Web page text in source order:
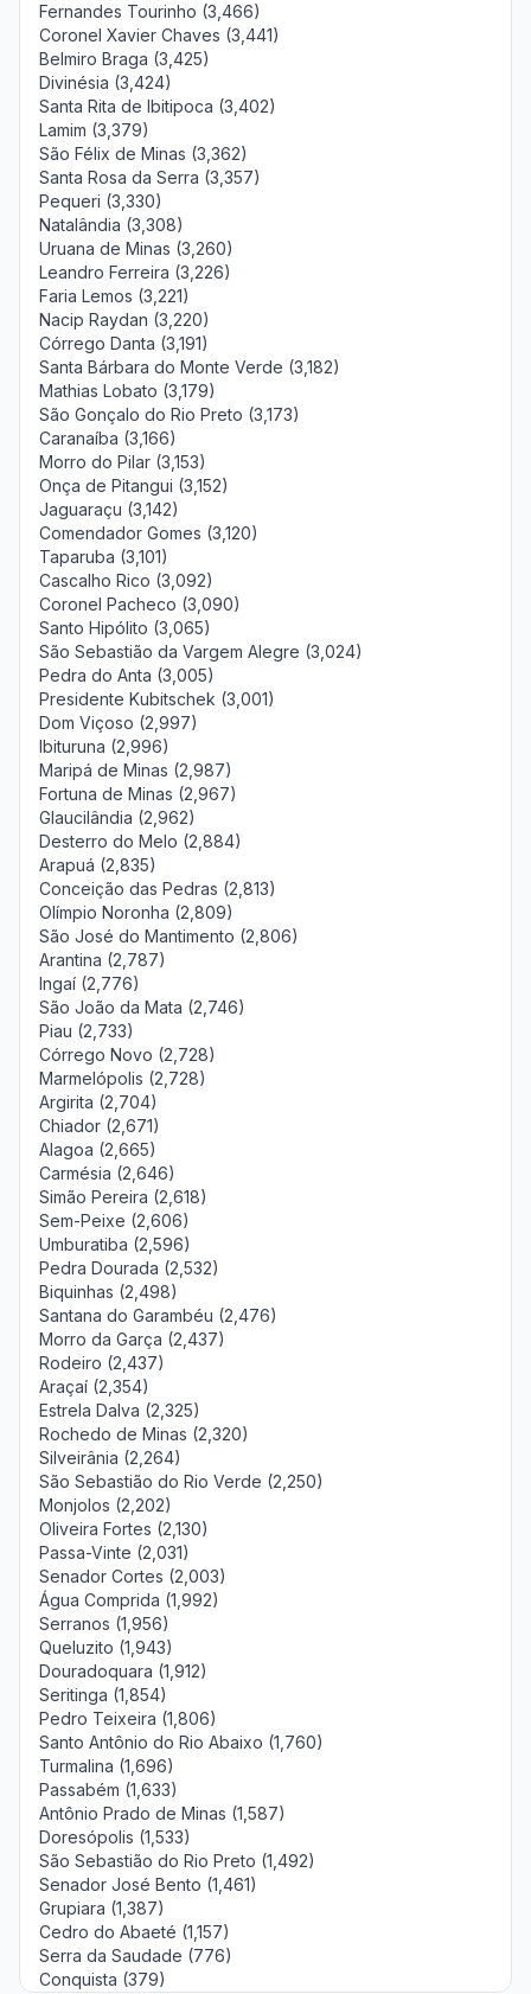
Fernandes Tourinho (3,466)
Coronel Xavier Chaves (3,441)
Belmiro Braga (3,425)
Divinésia (3,424)
Santa Rita de Ibitipoca (3,402)
Lamim (3,379)
São Félix de Minas (3,362)
Santa Rosa da Serra (3,357)
Pequeri (3,330)
Natalândia (3,308)
Uruana de Minas (3,260)
Leandro Ferreira (3,226)
Faria Lemos (3,221)
Nacip Raydan (3,220)
Córrego Danta (3,191)
Santa Bárbara do Monte Verde (3,182)
Mathias Lobato (3,179)
São Gonçalo do Rio Preto (3,173)
Caranaíba (3,166)
Morro do Pilar (3,153)
Onça de Pitangui (3,152)
Jaguaraçu (3,142)
Comendador Gomes (3,120)
Taparuba (3,101)
Cascalho Rico (3,092)
Coronel Pacheco (3,090)
Santo Hipólito (3,065)
São Sebastião da Vargem Alegre (3,024)
Pedra do Anta (3,005)
Presidente Kubitschek (3,001)
Dom Viçoso (2,997)
Ibituruna (2,996)
Maripá de Minas (2,987)
Fortuna de Minas (2,967)
Glaucilândia (2,962)
Desterro do Melo (2,884)
Arapuá (2,835)
Conceição das Pedras (2,813)
Olímpio Noronha (2,809)
São José do Mantimento (2,806)
Arantina (2,787)
Ingaí (2,776)
São João da Mata (2,746)
Piau (2,733)
Córrego Novo (2,728)
Marmelópolis (2,728)
Argirita (2,704)
Chiador (2,671)
Alagoa (2,665)
Carmésia (2,646)
Simão Pereira (2,618)
Sem-Peixe (2,606)
Umburatiba (2,596)
Pedra Dourada (2,532)
Biquinhas (2,498)
Santana do Garambéu (2,476)
Morro da Garça (2,437)
Rodeiro (2,437)
Araçaí (2,354)
Estrela Dalva (2,325)
Rochedo de Minas (2,320)
Silveirânia (2,264)
São Sebastião do Rio Verde (2,250)
Monjolos (2,202)
Oliveira Fortes (2,130)
Passa-Vinte (2,031)
Senador Cortes (2,003)
Água Comprida (1,992)
Serranos (1,956)
Queluzito (1,943)
Douradoquara (1,912)
Seritinga (1,854)
Pedro Teixeira (1,806)
Santo Antônio do Rio Abaixo (1,760)
Turmalina (1,696)
Passabém (1,633)
Antônio Prado de Minas (1,587)
Doresópolis (1,533)
São Sebastião do Rio Preto (1,492)
Senador José Bento (1,461)
Grupiara (1,387)
Cedro do Abaeté (1,157)
Serra da Saudade (776)
Conquista (379)